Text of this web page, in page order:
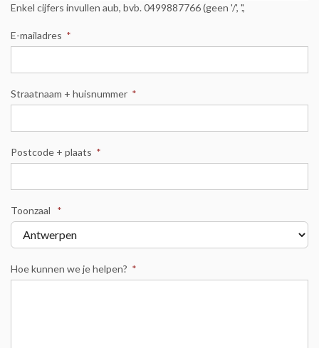
Enkel cijfers invullen aub, bvb. 0499887766 (geen '/', '.',
E-mailadres *
Straatnaam + huisnummer *
Postcode + plaats *
Toonzaal *
Hoe kunnen we je helpen? *